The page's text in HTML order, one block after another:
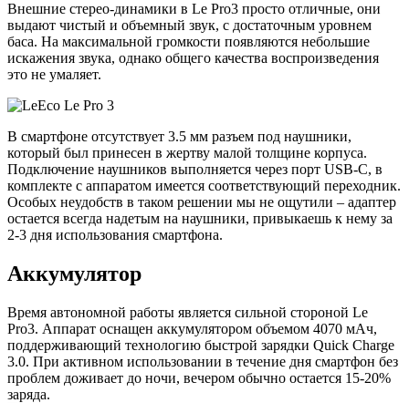
Внешние стерео-динамики в Le Pro3 просто отличные, они
выдают чистый и объемный звук, с достаточным уровнем
баса. На максимальной громкости появляются небольшие
искажения звука, однако общего качества воспроизведения
это не умаляет.
В смартфоне отсутствует 3.5 мм разъем под наушники,
который был принесен в жертву малой толщине корпуса.
Подключение наушников выполняется через порт USB-C, в
комплекте с аппаратом имеется соответствующий переходник.
Особых неудобств в таком решении мы не ощутили – адаптер
остается всегда надетым на наушники, привыкаешь к нему за
2-3 дня использования смартфона.
Аккумулятор
Время автономной работы является сильной стороной Le
Pro3. Аппарат оснащен аккумулятором объемом 4070 мАч,
поддерживающий технологию быстрой зарядки Quick Charge
3.0. При активном использовании в течение дня смартфон без
проблем доживает до ночи, вечером обычно остается 15-20%
заряда.